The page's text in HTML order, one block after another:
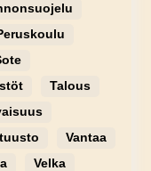
Talous
Vantaa
Velka